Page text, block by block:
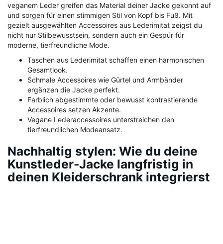
veganem Leder greifen das Material deiner Jacke gekonnt auf
und sorgen für einen stimmigen Stil von Kopf bis Fuß. Mit
gezielt ausgewählten Accessoires aus Lederimitat zeigst du
nicht nur Stilbewusstsein, sondern auch ein Gespür für
moderne, tierfreundliche Mode.
Taschen aus Lederimitat schaffen einen harmonischen
Gesamtlook.
Schmale Accessoires wie Gürtel und Armbänder
ergänzen die Jacke perfekt.
Farblich abgestimmte oder bewusst kontrastierende
Accessoires setzen Akzente.
Vegane Lederaccessoires unterstreichen den
tierfreundlichen Modeansatz.
Nachhaltig stylen: Wie du deine
Kunstleder-Jacke langfristig in
deinen Kleiderschrank integrierst